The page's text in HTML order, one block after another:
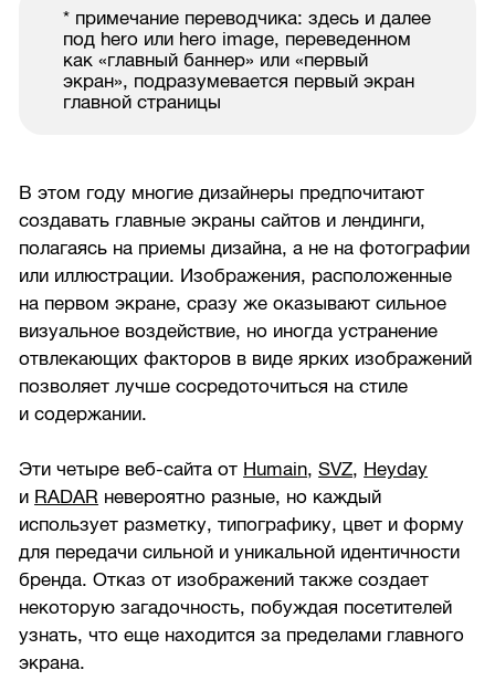
* примечание переводчика: здесь и далее
под hero или hero image, переведенном
как «главный баннер» или «первый
экран», подразумевается первый экран
главной страницы
В этом году многие дизайнеры предпочитают
создавать главные экраны сайтов и лендинги,
полагаясь на приемы дизайна, а не на фотографии
или иллюстрации. Изображения, расположенные
на первом экране, сразу же оказывают сильное
визуальное воздействие, но иногда устранение
отвлекающих факторов в виде ярких изображений
позволяет лучше сосредоточиться на стиле
и содержании.
Эти четыре веб-сайта от Humain,SVZ, Heyday
и RADAR невероятно разные, но каждый
использует разметку, типографику, цвет и форму
для передачи сильной и уникальной идентичности
бренда. Отказ от изображений также создает
некоторую загадочность, побуждая посетителей
узнать, что еще находится за пределами главного
экрана.